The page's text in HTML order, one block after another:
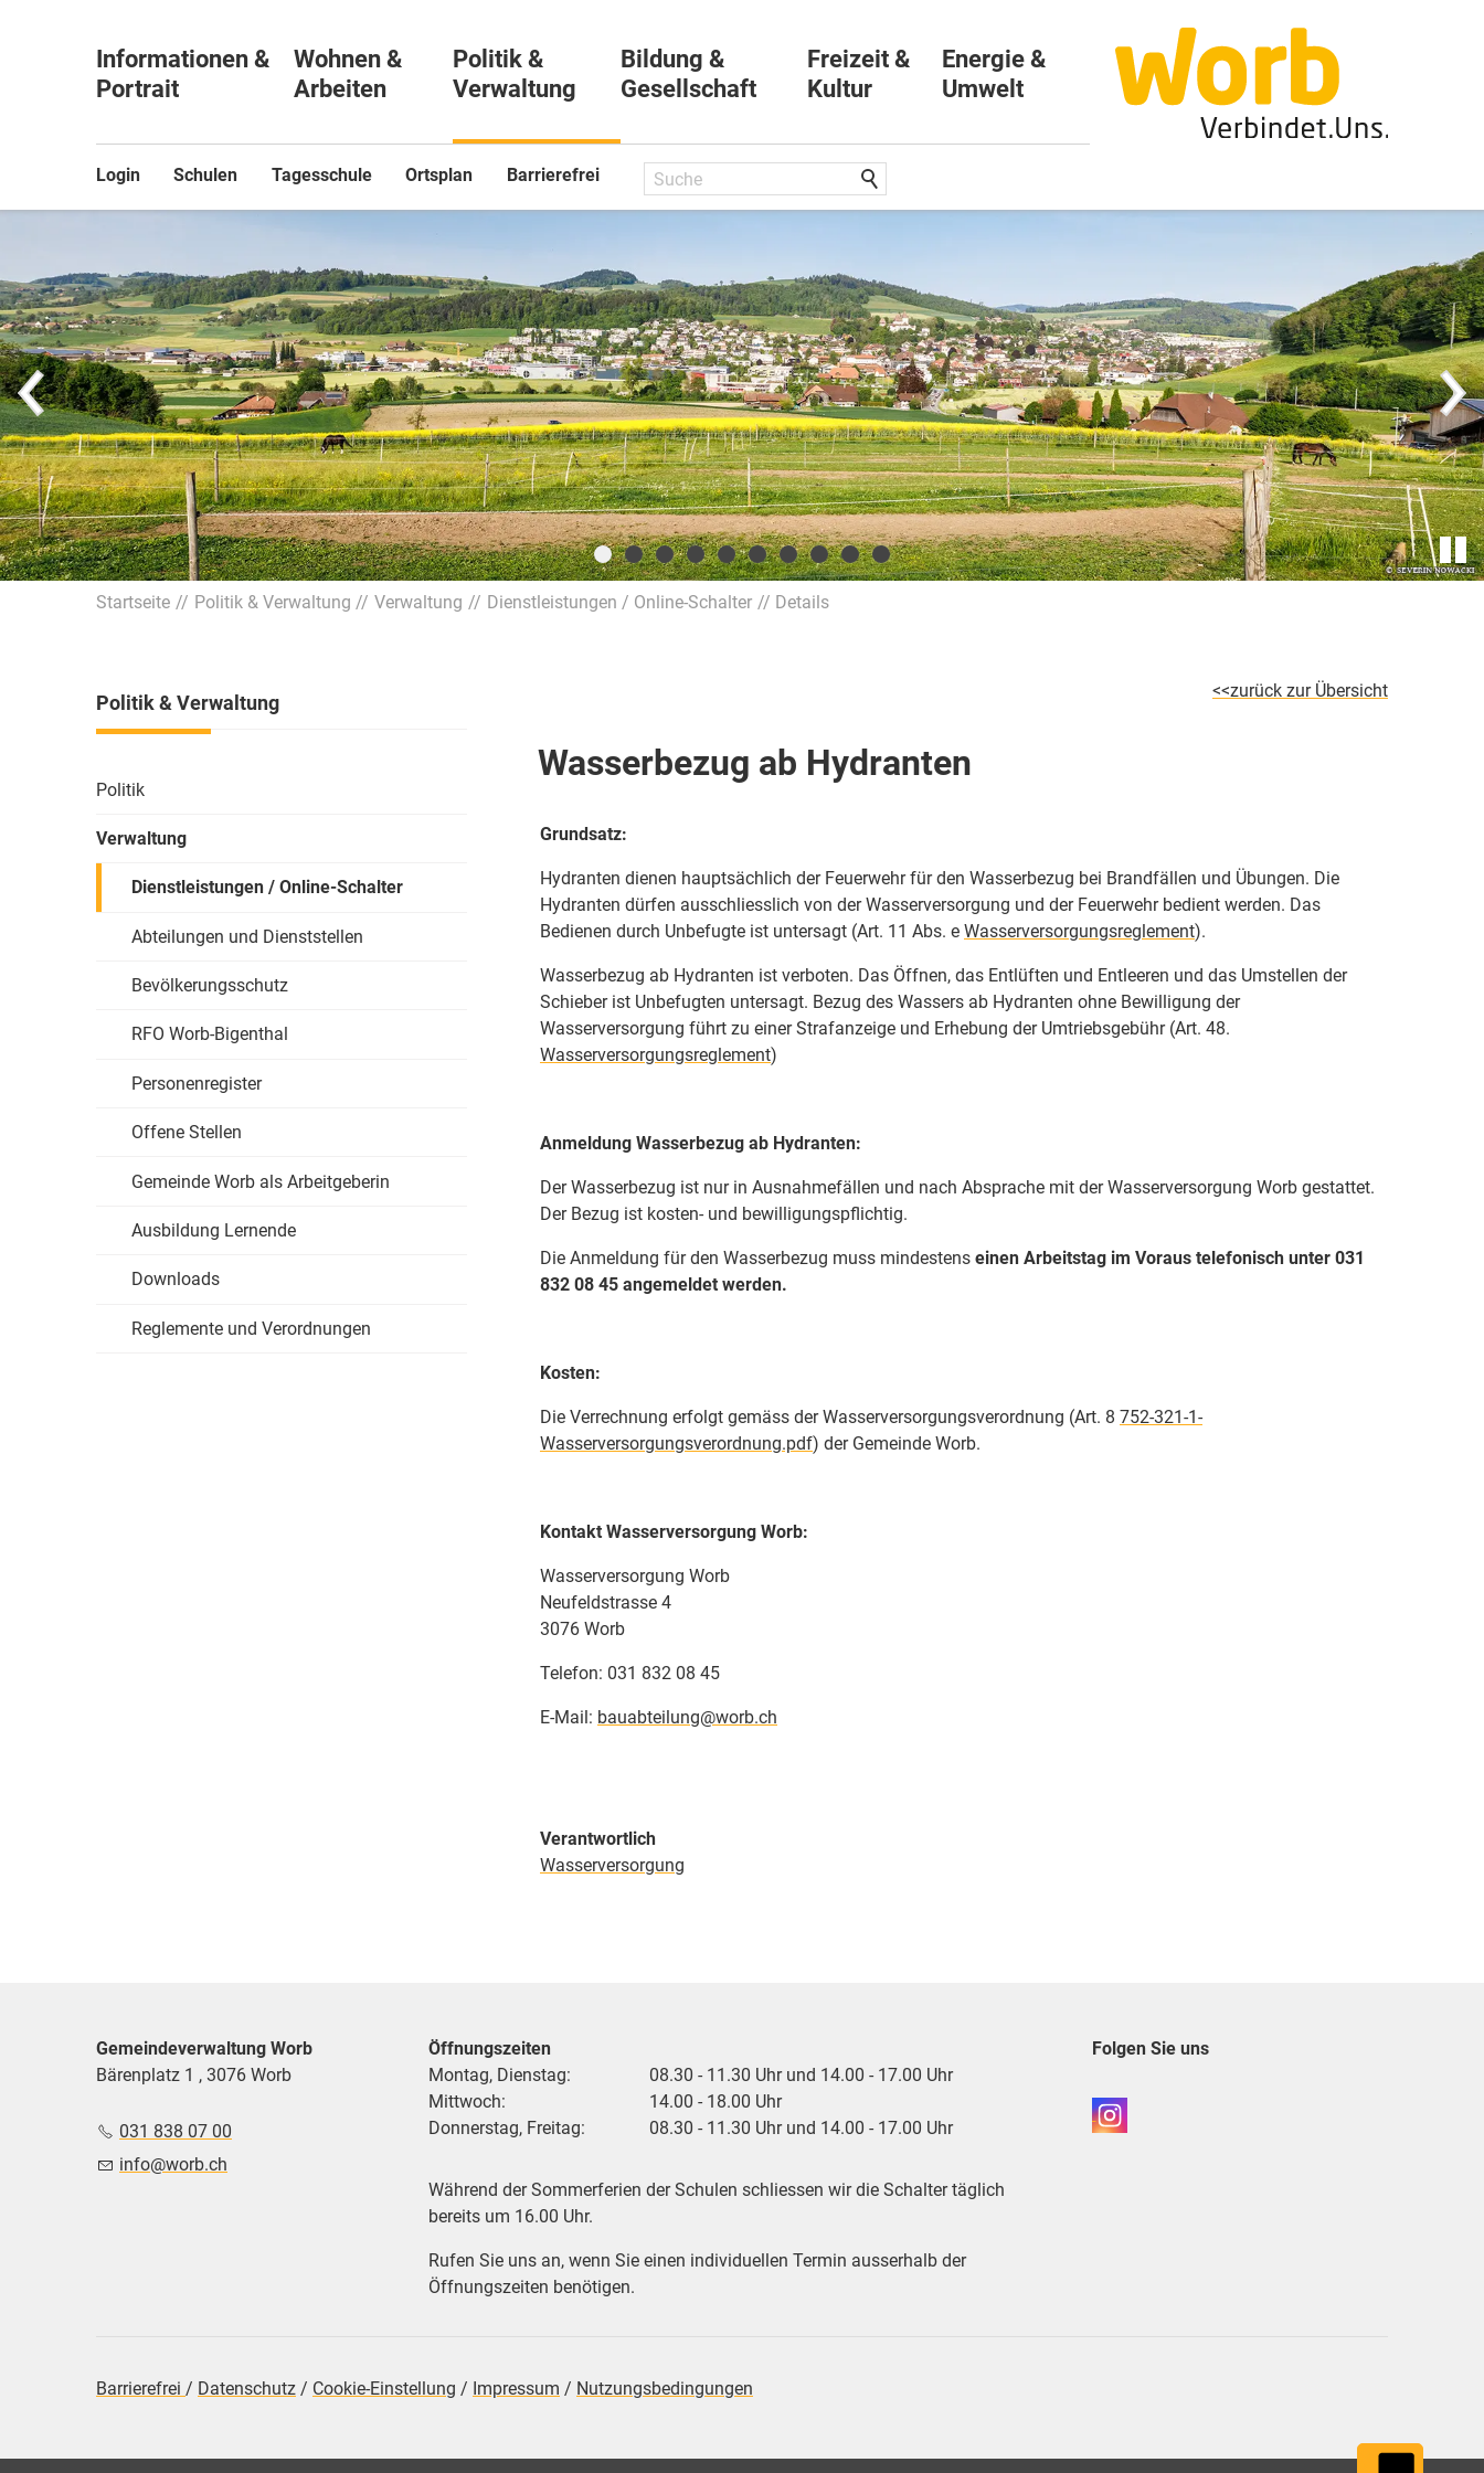
Login Schulen Tagesschule Ortsplan Barrierefrei
Informationen &
Portrait
Wohnen &
Arbeiten
Politik &
Verwaltung
Bildung &
Gesellschaft
Freizeit &
Kultur
Energie &
Umwelt
Startseite Politik & Verwaltung Verwaltung Dienstleistungen / Online-Schalter Details
Politik & Verwaltung
Politik
Verwaltung
Dienstleistungen / Online-Schalter
Abteilungen und Dienststellen
Bevölkerungsschutz
RFO Worb-Bigenthal
Personenregister
Offene Stellen
Gemeinde Worb als Arbeitgeberin
Ausbildung Lernende
Downloads
Reglemente und Verordnungen
zurück zur Übersicht
Wasserbezug ab Hydranten
Grundsatz:
Hydranten dienen hauptsächlich der Feuerwehr für den Wasserbezug bei Brandfällen und Übungen. Die
Hydranten dürfen ausschliesslich von der Wasserversorgung und der Feuerwehr bedient werden. Das
Bedienen durch Unbefugte ist untersagt (Art. 11 Abs. e Wasserversorgungsreglement).
Wasserbezug ab Hydranten ist verboten. Das Öffnen, das Entlüften und Entleeren und das Umstellen der
Schieber ist Unbefugten untersagt. Bezug des Wassers ab Hydranten ohne Bewilligung der
Wasserversorgung führt zu einer Strafanzeige und Erhebung der Umtriebsgebühr (Art. 48.
Wasserversorgungsreglement)
Anmeldung Wasserbezug ab Hydranten:
Der Wasserbezug ist nur in Ausnahmefällen und nach Absprache mit der Wasserversorgung Worb gestattet.
Der Bezug ist kosten- und bewilligungspflichtig.
Die Anmeldung für den Wasserbezug muss mindestens einen Arbeitstag im Voraus telefonisch unter 031
832 08 45 angemeldet werden.
Kosten:
Die Verrechnung erfolgt gemäss der Wasserversorgungsverordnung (Art. 8 752-321-1-
Wasserversorgungsverordnung.pdf) der Gemeinde Worb.
Kontakt Wasserversorgung Worb:
Wasserversorgung Worb
Neufeldstrasse 4
3076 Worb
Telefon: 031 832 08 45
E-Mail: bauabteilung@worb.ch
Verantwortlich
Wasserversorgung
Gemeindeverwaltung Worb
Bärenplatz 1 , 3076 Worb
031 838 07 00
nf
w rb ch
Öffnungszeiten
Montag, Dienstag:
Mittwoch:
Donnerstag, Freitag:
08.30 - 11.30 Uhr und 14.00 - 17.00 Uhr
14.00 - 18.00 Uhr
08.30 - 11.30 Uhr und 14.00 - 17.00 Uhr
Während der Sommerferien der Schulen schliessen wir die Schalter täglich
bereits um 16.00 Uhr.
Rufen Sie uns an, wenn Sie einen individuellen Termin ausserhalb der
Öffnungszeiten benötigen.
Folgen Sie uns
Barrierefrei / Datenschutz / Cookie-Einstellung / Impressum / Nutzungsbedingungen